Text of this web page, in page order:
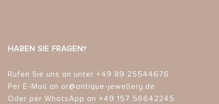
HABEN SIE FRAGEN?
Rufen Sie uns an unter +49 89 25544676
Per E-Mail an or@antique-jewellery.de
Oder per WhatsApp an +49 157 56642245